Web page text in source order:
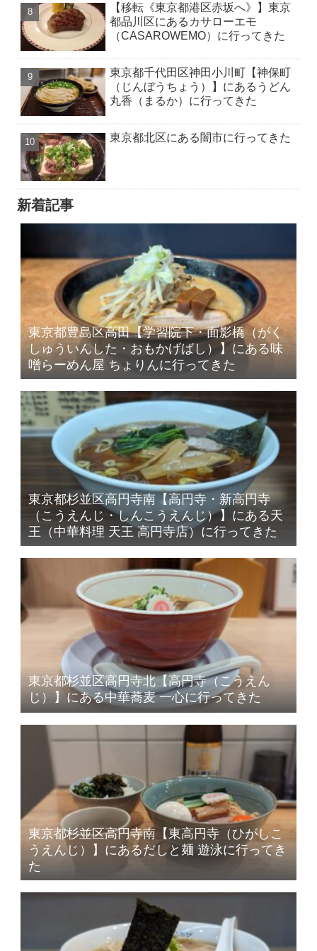
【移転《東京都港区赤坂へ》】東京
都品川区にあるカサローエモ
（CASAROWEMO）に行ってきた
東京都千代田区神田小川町【神保町
（じんぼうちょう）】にあるうどん
丸香（まるか）に行ってきた
東京都北区にある闇市に行ってきた
新着記事
東京都豊島区高田【学習院下・面影橋（がく
しゅういんした・おもかげばし）】にある味
噌らーめん屋 ちょりんに行ってきた
東京都杉並区高円寺南【高円寺・新高円寺
（こうえんじ・しんこうえんじ）】にある天
王（中華料理 天王 高円寺店）に行ってきた
東京都杉並区高円寺北【高円寺（こうえん
じ）】にある中華蕎麦 一心に行ってきた
東京都杉並区高円寺南【東高円寺（ひがしこ
うえんじ）】にあるだしと麺 遊泳に行ってき
た